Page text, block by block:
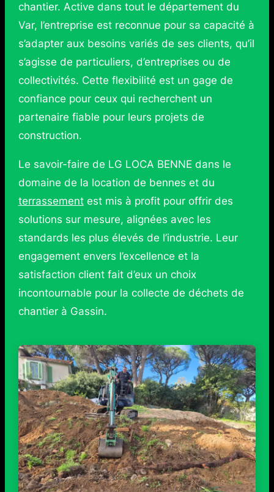
chantier. Active dans tout le département du
Var, l’entreprise est reconnue pour sa capacité à
s’adapter aux besoins variés de ses clients, qu’il
s’agisse de particuliers, d’entreprises ou de
collectivités. Cette flexibilité est un gage de
confiance pour ceux qui recherchent un
partenaire fiable pour leurs projets de
construction.
Le savoir-faire de LG LOCA BENNE dans le
domaine de la location de bennes et du
terrassementest mis à profit pour offrir des
solutions sur mesure, alignées avec les
standards les plus élevés de l’industrie. Leur
engagement envers l’excellence et la
satisfaction client fait d’eux un choix
incontournable pour la collecte de déchets de
chantier à Gassin.